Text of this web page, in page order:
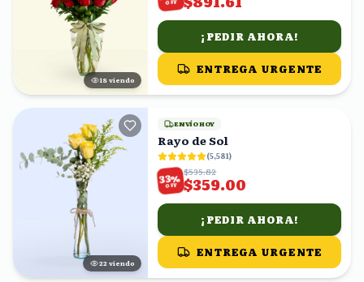
18 viendo
OFF
¡PEDIR AHORA!
ENTREGA URGENTE
22 viendo
ENVÍO HOY
Rayo de Sol
(5,581)
33%
OFF
$535.82
$359.00
¡PEDIR AHORA!
ENTREGA URGENTE